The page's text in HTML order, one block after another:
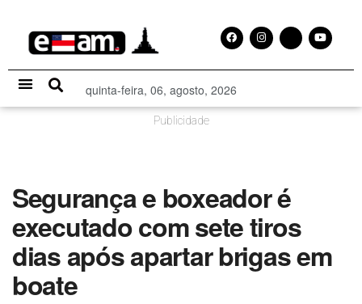
quinta-feira, 06, agosto, 2026
Publicidade
Segurança e boxeador é
executado com sete tiros
dias após apartar brigas em
boate